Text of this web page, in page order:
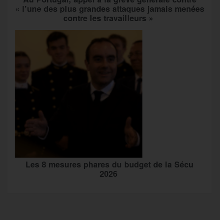
« l’une des plus grandes attaques jamais menées
contre les travailleurs »
Les 8 mesures phares du budget de la Sécu
2026